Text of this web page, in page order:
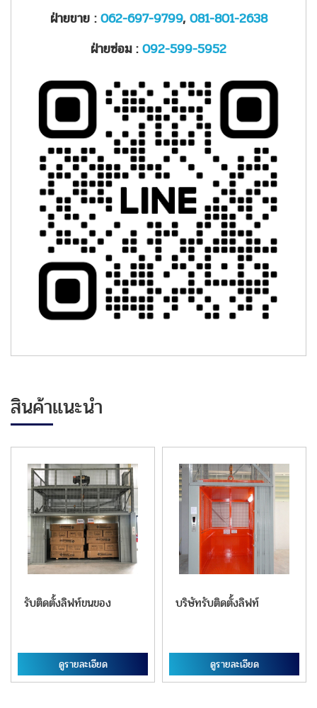
ฝ่ายขาย :062-697-9799, 081-801-2638
ฝ่ายซ่อม :092-599-5952
สินค้าแนะนำ
รับติดตั้งลิฟท์ขนของ
ดูรายละเอียด
บริษัทรับติดตั้งลิฟท์
ดูรายละเอียด